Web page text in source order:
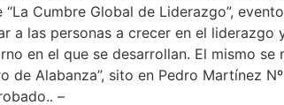
Cumbre Global de Liderazgo”,
a las personas a crecer en el liderazgo
en el que se desarrollan. El mismo se
de Alabanza”, sito en Pedro Martínez
–